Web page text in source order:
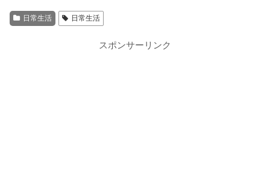
日常生活 日常生活
スポンサーリンク